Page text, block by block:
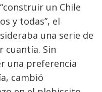
un Chile
y todas”, el
una serie de
cuantía. Sin
una preferencia
cambió